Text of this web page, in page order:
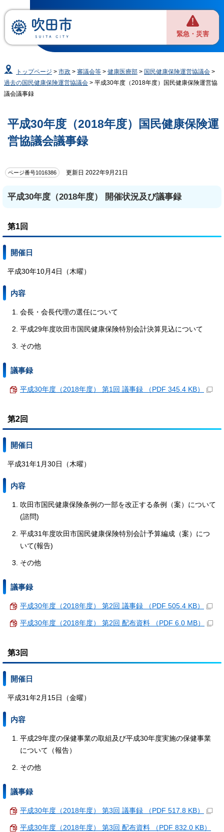
緊急・災害
トップページ >市政 >審議会等 >健康医療部 > 国民健康保険運営協議会 >
過去の国民健康保険運営協議会 > 平成30年度（2018年度）国民健康保険運営協
議会議事録
平成30年度（2018年度）国民健康保険運
営協議会議事録
ページ番号1016386 更新日 2022年9月21日
平成30年度（2018年度） 開催状況及び議事録
第1回
開催日
平成30年10月4日（木曜）
内容
会長・会長代理の選任について
平成29年度吹田市国民健康保険特別会計決算見込について
その他
議事録
平成30年度（2018年度） 第1回 議事録 （PDF 345.4 KB）
第2回
開催日
平成31年1月30日（木曜）
内容
吹田市国民健康保険条例の一部を改正する条例（案）について
(諮問)
平成31年度吹田市国民健康保険特別会計予算編成（案）につ
いて(報告)
その他
議事録
平成30年度（2018年度） 第2回 議事録 （PDF 505.4 KB）
平成30年度（2018年度） 第2回 配布資料 （PDF 6.0 MB）
第3回
開催日
平成31年2月15日（金曜）
内容
平成29年度の保健事業の取組及び平成30年度実施の保健事業
について（報告）
その他
議事録
平成30年度（2018年度） 第3回 議事録 （PDF 517.8 KB）
平成30年度（2018年度） 第3回 配布資料 （PDF 832.0 KB）